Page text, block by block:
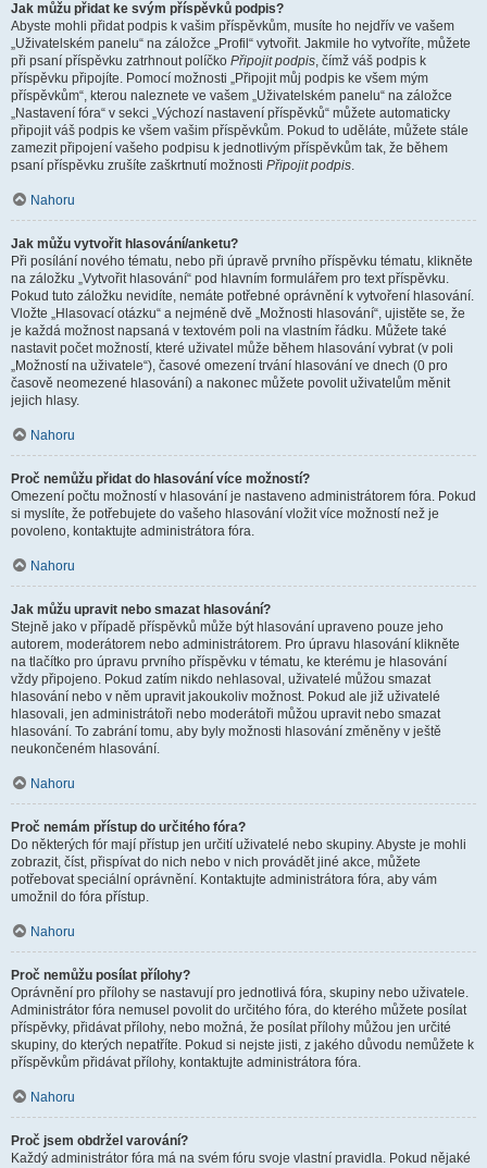
Jak můžu přidat ke svým příspěvků podpis?
Abyste mohli přidat podpis k vašim příspěvkům, musíte ho nejdřív ve vašem
„Uživatelském panelu“ na záložce „Profil“ vytvořit. Jakmile ho vytvoříte, můžete
při psaní příspěvku zatrhnout políčko Připojit podpis, čímž váš podpis k
příspěvku připojíte. Pomocí možnosti „Připojit můj podpis ke všem mým
příspěvkům“, kterou naleznete ve vašem „Uživatelském panelu“ na záložce
„Nastavení fóra“ v sekci „Výchozí nastavení příspěvků“ můžete automaticky
připojit váš podpis ke všem vašim příspěvkům. Pokud to uděláte, můžete stále
zamezit připojení vašeho podpisu k jednotlivým příspěvkům tak, že během
psaní příspěvku zrušíte zaškrtnutí možnosti Připojit podpis.
Nahoru
Jak můžu vytvořit hlasování/anketu?
Při posílání nového tématu, nebo při úpravě prvního příspěvku tématu, klikněte
na záložku „Vytvořit hlasování“ pod hlavním formulářem pro text příspěvku.
Pokud tuto záložku nevidíte, nemáte potřebné oprávnění k vytvoření hlasování.
Vložte „Hlasovací otázku“ a nejméně dvě „Možnosti hlasování“, ujistěte se, že
je každá možnost napsaná v textovém poli na vlastním řádku. Můžete také
nastavit počet možností, které uživatel může během hlasování vybrat (v poli
„Možností na uživatele“), časové omezení trvání hlasování ve dnech (0 pro
časově neomezené hlasování) a nakonec můžete povolit uživatelům měnit
jejich hlasy.
Nahoru
Proč nemůžu přidat do hlasování více možností?
Omezení počtu možností v hlasování je nastaveno administrátorem fóra. Pokud
si myslíte, že potřebujete do vašeho hlasování vložit více možností než je
povoleno, kontaktujte administrátora fóra.
Nahoru
Jak můžu upravit nebo smazat hlasování?
Stejně jako v případě příspěvků může být hlasování upraveno pouze jeho
autorem, moderátorem nebo administrátorem. Pro úpravu hlasování klikněte
na tlačítko pro úpravu prvního příspěvku v tématu, ke kterému je hlasování
vždy připojeno. Pokud zatím nikdo nehlasoval, uživatelé můžou smazat
hlasování nebo v něm upravit jakoukoliv možnost. Pokud ale již uživatelé
hlasovali, jen administrátoři nebo moderátoři můžou upravit nebo smazat
hlasování. To zabrání tomu, aby byly možnosti hlasování změněny v ještě
neukončeném hlasování.
Nahoru
Proč nemám přístup do určitého fóra?
Do některých fór mají přístup jen určití uživatelé nebo skupiny. Abyste je mohli
zobrazit, číst, přispívat do nich nebo v nich provádět jiné akce, můžete
potřebovat speciální oprávnění. Kontaktujte administrátora fóra, aby vám
umožnil do fóra přístup.
Nahoru
Proč nemůžu posílat přílohy?
Oprávnění pro přílohy se nastavují pro jednotlivá fóra, skupiny nebo uživatele.
Administrátor fóra nemusel povolit do určitého fóra, do kterého můžete posílat
příspěvky, přidávat přílohy, nebo možná, že posílat přílohy můžou jen určité
skupiny, do kterých nepatříte. Pokud si nejste jisti, z jakého důvodu nemůžete k
příspěvkům přidávat přílohy, kontaktujte administrátora fóra.
Nahoru
Proč jsem obdržel varování?
Každý administrátor fóra má na svém fóru svoje vlastní pravidla. Pokud nějaké